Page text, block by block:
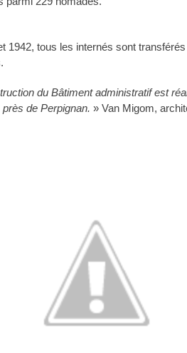
1942, tous les internés sont
du Bâtiment administratif est
de Perpignan. » Van Migom,